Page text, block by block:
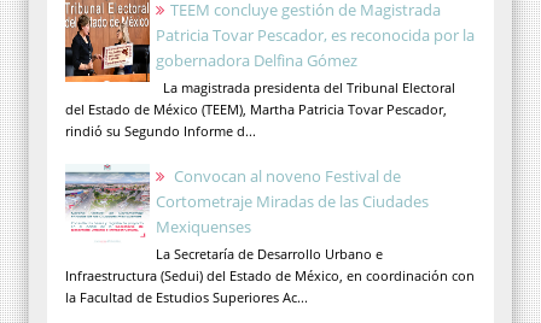
TEEM concluye gestión de Magistrada
Patricia Tovar Pescador, es reconocida por la
gobernadora Delfina Gómez
La magistrada presidenta del Tribunal Electoral
del Estado de México (TEEM), Martha Patricia Tovar Pescador,
rindió su Segundo Informe d...
Convocan al noveno Festival de
Cortometraje Miradas de las Ciudades
Mexiquenses
La Secretaría de Desarrollo Urbano e
Infraestructura (Sedui) del Estado de México, en coordinación con
la Facultad de Estudios Superiores Ac...